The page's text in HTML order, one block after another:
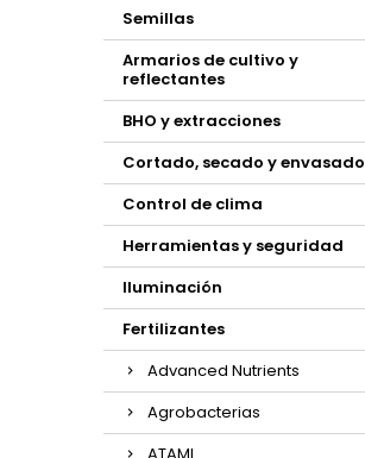
Semillas
Armarios de cultivo y
reflectantes
BHO y extracciones
Cortado, secado y envasado
Control de clima
Herramientas y seguridad
Iluminación
Fertilizantes
Advanced Nutrients
Agrobacterias